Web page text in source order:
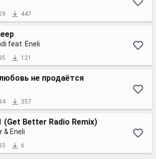
447
feat. Eneli
121
не продаётся
357
(Get Better Radio Remix)
& Eneli
6